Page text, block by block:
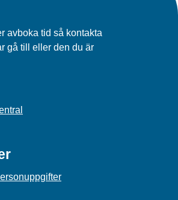
avboka tid så kontakta
gå till eller den du är